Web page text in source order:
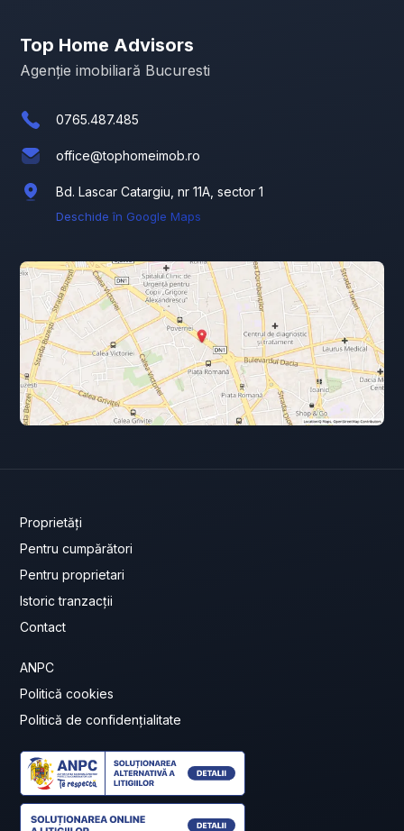
Top Home Advisors
Agenție imobiliară Bucuresti
0765.487.485
office@tophomeimob.ro
Bd. Lascar Catargiu, nr 11A, sector 1
Deschide în Google Maps
Proprietăți
Pentru cumpărători
Pentru proprietari
Istoric tranzacții
Contact
ANPC
Politică cookies
Politică de confidențialitate